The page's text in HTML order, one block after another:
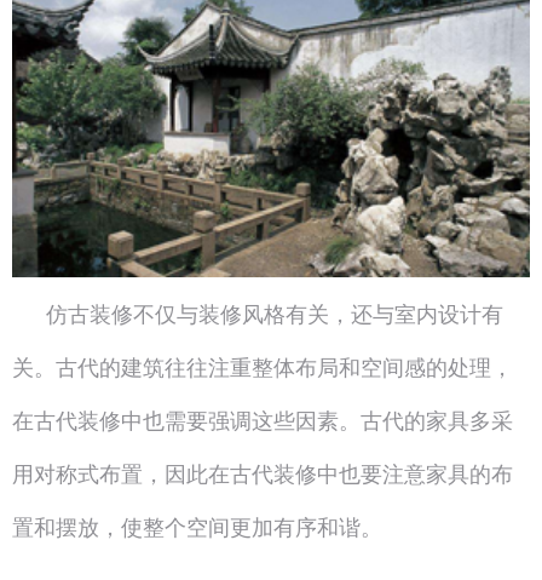
仿古装修不仅与装修风格有关，还与室内设计有
关。古代的建筑往往注重整体布局和空间感的处理，
在古代装修中也需要强调这些因素。古代的家具多采
用对称式布置，因此在古代装修中也要注意家具的布
置和摆放，使整个空间更加有序和谐。